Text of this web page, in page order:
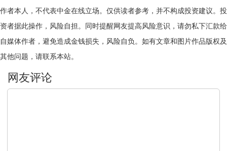
作者本人，不代表中金在线立场。仅供读者参考，并不构成投资建议。投
资者据此操作，风险自担。同时提醒网友提高风险意识，请勿私下汇款给
自媒体作者，避免造成金钱损失，风险自负。如有文章和图片作品版权及
其他问题，请联系本站。